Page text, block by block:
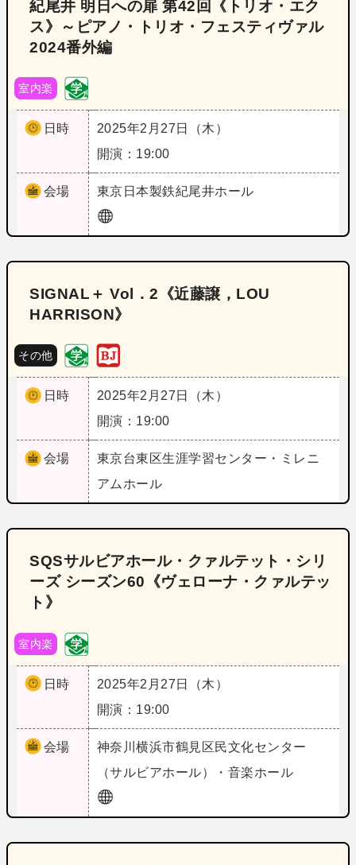
紀尾井 明日への扉 第42回《トリオ・エク
ス》～ピアノ・トリオ・フェスティヴァル
2024番外編
室内楽
日時
2025年2月27日（木）
開演：19:00
会場 東京 日本製鉄紀尾井ホール
SIGNAL＋ Vol．2《近藤譲，LOU
HARRISON》
その他
日時
2025年2月27日（木）
開演：19:00
会場 東京台東区生涯学習センター・ミレニ
アムホール
SQSサルビアホール・クァルテット・シリ
ーズ シーズン60《ヴェローナ・クァルテッ
ト》
室内楽
日時
2025年2月27日（木）
開演：19:00
会場 神奈川横浜市鶴見区民文化センター
（サルビアホール）・音楽ホール